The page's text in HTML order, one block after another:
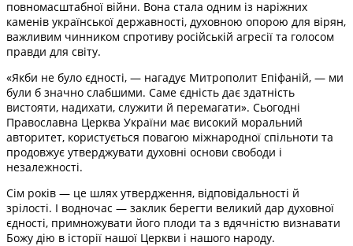
повномасштабної війни. Вона стала одним із наріжних
каменів української державності, духовною опорою для вірян,
важливим чинником спротиву російській агресії та голосом
правди для світу.
«Якби не було єдності, — нагадує Митрополит Епіфаній, — ми
були б значно слабшими. Саме єдність дає здатність
вистояти, надихати, служити й перемагати». Сьогодні
Православна Церква України має високий моральний
авторитет, користується повагою міжнародної спільноти та
продовжує утверджувати духовні основи свободи і
незалежності.
Сім років — це шлях утвердження, відповідальності й
зрілості. І водночас — заклик берегти великий дар духовної
єдності, примножувати його плоди та з вдячністю визнавати
Божу дію в історії нашої Церкви і нашого народу.